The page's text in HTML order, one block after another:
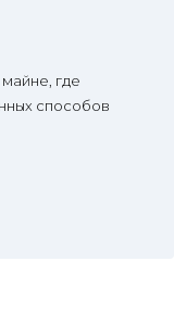
где
способов